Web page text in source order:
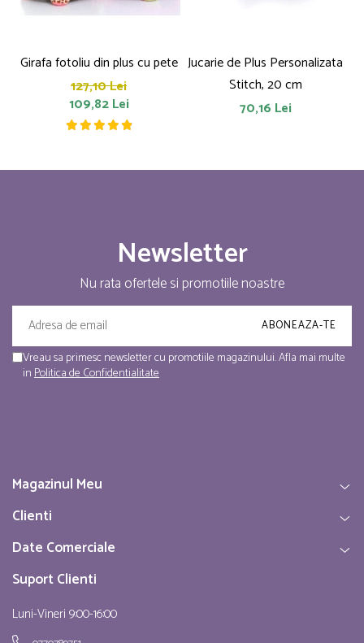
Girafa fotoliu din plus cu pete
127,10 Lei
109,82 Lei
Jucarie de Plus Personalizata
Stitch, 20 cm
70,16 Lei
Newsletter
Nu rata ofertele si promotiile noastre
Vreau sa primesc newsletter cu promotiile magazinului. Afla mai multe
inPolitica de Confidentialitate
Magazinul Meu
Clienti
Date Comerciale
Suport Clienti
Luni-Vineri 9:00-16:00